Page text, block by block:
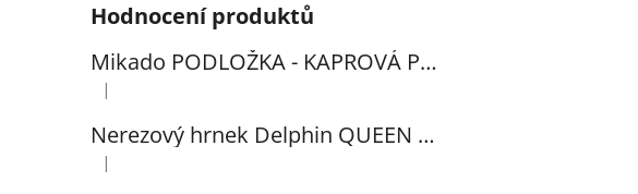
Hodnocení produktů
Mikado PODLOŽKA - KAPROVÁ PRO VYHÁČKOVÁNÍ S METREM - (102x60cm) - 1ks
Hodnocení produktu je 5 z 5 hvězdiček.
|
Nerezový hrnek Delphin QUEEN 300ml
Hodnocení produktu je 5 z 5 hvězdiček.
|